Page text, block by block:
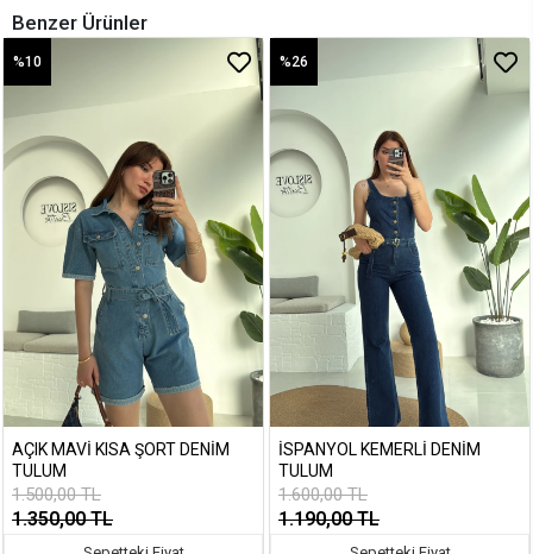
Benzer Ürünler
AÇIK MAVI KISA ŞORT DENIM
TULUM
%10
1.500,00 TL
1.350,00 TL
İSPANYOL KEMERLI DENIM
TULUM
%26
1.600,00 TL
1.190,00 TL